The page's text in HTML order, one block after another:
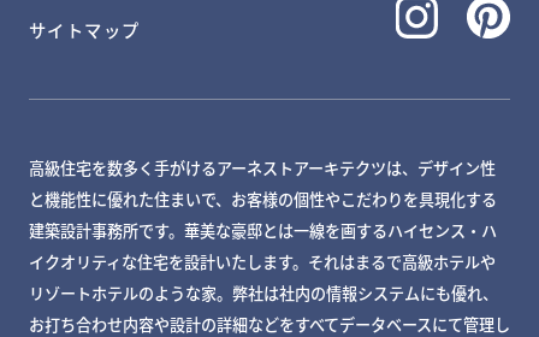
サイトマップ
高級住宅を数多く手がけるアーネストアーキテクツは、デザイン性
と機能性に優れた住まいで、お客様の個性やこだわりを具現化する
建築設計事務所です。華美な豪邸とは一線を画するハイセンス・ハ
イクオリティな住宅を設計いたします。それはまるで高級ホテルや
リゾートホテルのような家。弊社は社内の情報システムにも優れ、
お打ち合わせ内容や設計の詳細などをすべてデータベースにて管理し